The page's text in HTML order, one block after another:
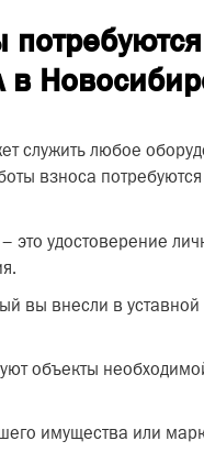
в
служить любое
взноса
это удостоверение
вы внесли в уставной
объекты
имущества или